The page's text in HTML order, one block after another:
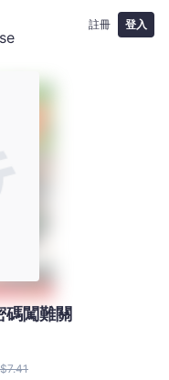
註冊 登入
碼闖難關
7.41